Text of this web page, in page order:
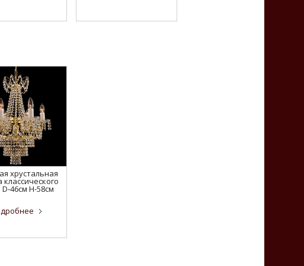
хрустальная
классического
D-46см H-58см